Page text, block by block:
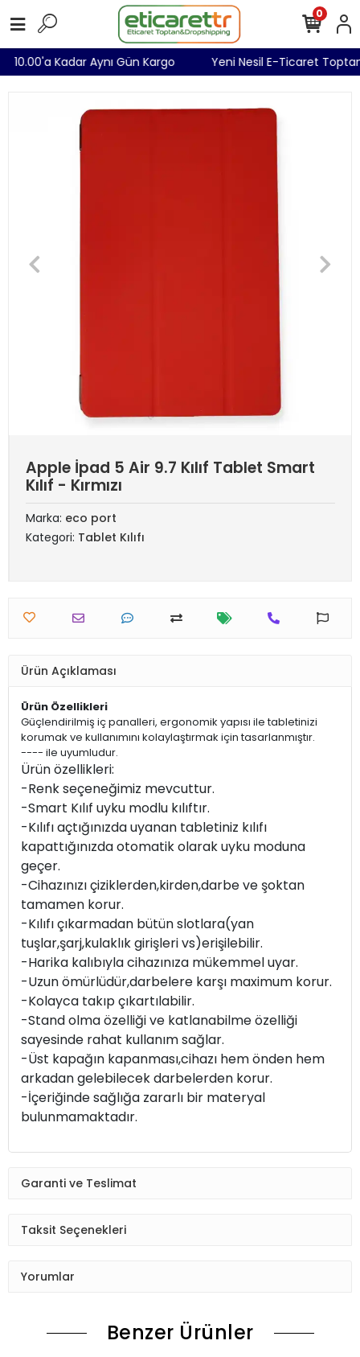
10.00'a Kadar Aynı Gün Kargo Yeni Nesil E-Ticaret
0
Apple İpad 5 Air 9.7 Kılıf Tablet Smart
Kılıf - Kırmızı
Marka: eco port
Kategori: Tablet Kılıfı
Ürün Açıklaması
Ürün Özellikleri
Güçlendirilmiş iç panalleri, ergonomik yapısı ile tabletinizi
korumak ve kullanımını kolaylaştırmak için tasarlanmıştır.
---- ile uyumludur.
Ürün özellikleri:
-Renk seçeneğimiz mevcuttur.
-Smart Kılıf uyku modlu kılıftır.
-Kılıfı açtığınızda uyanan tabletiniz kılıfı
kapattığınızda otomatik olarak uyku moduna
geçer.
-Cihazınızı çiziklerden,kirden,darbe ve şoktan
tamamen korur.
-Kılıfı çıkarmadan bütün slotlara(yan
tuşlar,şarj,kulaklık girişleri vs)erişilebilir.
-Harika kalıbıyla cihazınıza mükemmel uyar.
-Uzun ömürlüdür,darbelere karşı maximum korur.
-Kolayca takıp çıkartılabilir.
-Stand olma özelliği ve katlanabilme özelliği
sayesinde rahat kullanım sağlar.
-Üst kapağın kapanması,cihazı hem önden hem
arkadan gelebilecek darbelerden korur.
-İçeriğinde sağlığa zararlı bir materyal
bulunmamaktadır.
Garanti ve Teslimat
Taksit Seçenekleri
Yorumlar
Benzer Ürünler